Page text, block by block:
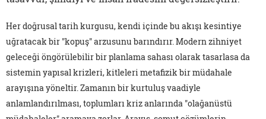
Her doğrusal tarih kurgusu, kendi içinde bu akışı kesintiye
uğratacak bir "kopuş" arzusunu barındırır. Modern zihniyet
geleceği öngörülebilir bir planlama sahası olarak tasarlasa da
sistemin yapısal krizleri, kitleleri metafizik bir müdahale
arayışına yöneltir. Zamanın bir kurtuluş vaadiyle
anlamlandırılması, toplumları kriz anlarında "olağanüstü